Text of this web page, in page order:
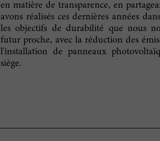
en matière de transparence, en
avons réalisés ces dernières années
les objectifs de durabilité que nous
futur proche, avec la réduction des
l'installation de panneaux
siège.